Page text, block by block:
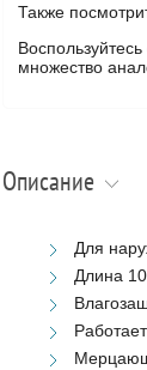
Также
множество
Описание
Для
Длина